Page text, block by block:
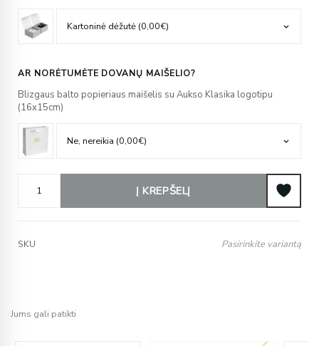
AR NORĖTUMĖTE DOVANŲ MAIŠELIO?
Blizgaus balto popieriaus maišelis su Aukso Klasika logotipu
(16x15cm)
Į KREPŠELĮ
SKU Pasirinkite variantą
Jums gali patikti